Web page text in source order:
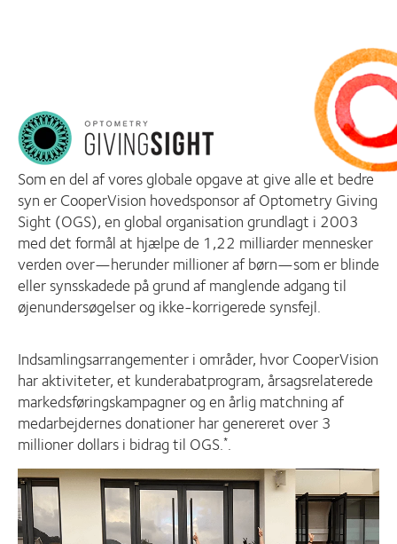
Som en del af vores globale opgave at give alle et bedre
syn er CooperVision hovedsponsor af Optometry Giving
Sight (OGS), en global organisation grundlagt i 2003
med det formål at hjælpe de 1,22 milliarder mennesker
verden over—herunder millioner af børn—som er blinde
eller synsskadede på grund af manglende adgang til
øjenundersøgelser og ikke-korrigerede synsfejl.
Indsamlingsarrangementer i områder, hvor CooperVision
har aktiviteter, et kunderabatprogram, årsagsrelaterede
markedsføringskampagner og en årlig matchning af
medarbejdernes donationer har genereret over 3
millioner dollars i bidrag til OGS.*.